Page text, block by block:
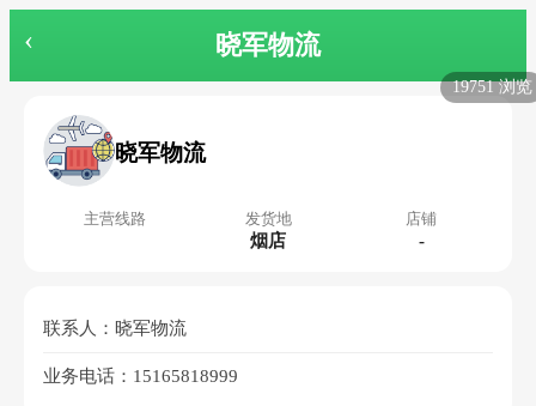
‹ 晓军物流
晓军物流
主营线路 发货地
烟店
店铺
-
联系人：晓军物流
业务电话：15165818999
19751 浏览